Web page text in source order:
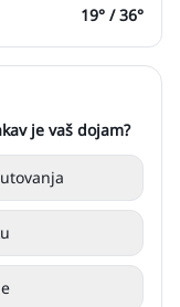
19° /36°
je vaš dojam?